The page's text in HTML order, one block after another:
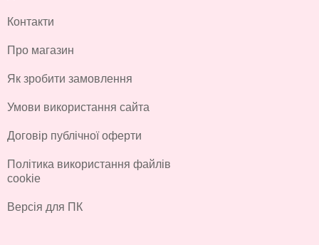
Контакти
Про магазин
Як зробити замовлення
Умови використання сайта
Договір публічної оферти
Політика використання файлів
cookie
Версія для ПК